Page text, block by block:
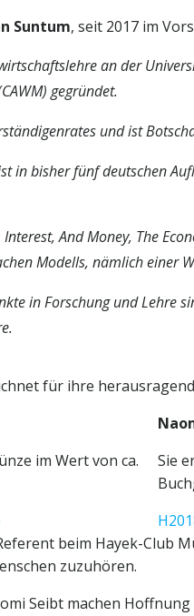
Suntum, seit 2017 im
an der
gegründet.
und ist
in bisher fünf deutschen
And Money, The
Modells, nämlich einer
in Forschung und Lehre
für ihre
im Wert von ca.
Sie
beim Hayek-Club
zuzuhören.
Seibt machen